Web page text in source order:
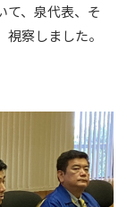
て、泉代表、そ
察しました。